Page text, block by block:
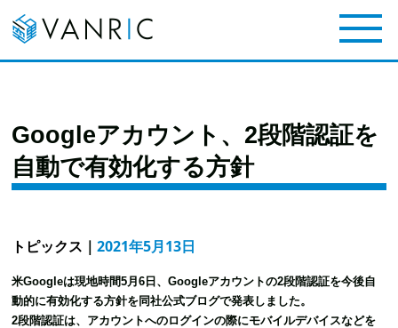
Googleアカウント、2段階認証を
自動で有効化する方針
トピックス ｜2021年5月13日
米Googleは現地時間5月6日、Googleアカウントの2段階認証を今後自
動的に有効化する方針を同社公式ブログで発表しました。
2段階認証は、アカウントへのログインの際にモバイルデバイスなどを